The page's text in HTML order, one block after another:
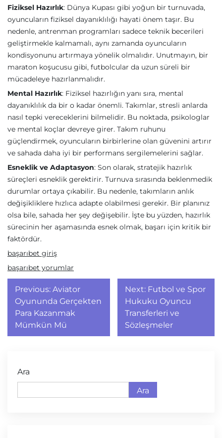
Fiziksel Hazırlık: Dünya Kupası gibi yoğun bir turnuvada,
oyuncuların fiziksel dayanıklılığı hayati önem taşır. Bu
nedenle, antrenman programları sadece teknik becerileri
geliştirmekle kalmamalı, aynı zamanda oyuncuların
kondisyonunu artırmaya yönelik olmalıdır. Unutmayın, bir
maraton koşucusu gibi, futbolcular da uzun süreli bir
mücadeleye hazırlanmalıdır.
Mental Hazırlık: Fiziksel hazırlığın yanı sıra, mental
dayanıklılık da bir o kadar önemli. Takımlar, stresli anlarda
nasıl tepki vereceklerini bilmelidir. Bu noktada, psikologlar
ve mental koçlar devreye girer. Takım ruhunu
güçlendirmek, oyuncuların birbirlerine olan güvenini artırır
ve sahada daha iyi bir performans sergilemelerini sağlar.
Esneklik ve Adaptasyon: Son olarak, stratejik hazırlık
süreçleri esneklik gerektirir. Turnuva sırasında beklenmedik
durumlar ortaya çıkabilir. Bu nedenle, takımların anlık
değişikliklere hızlıca adapte olabilmesi gerekir. Bir planınız
olsa bile, sahada her şey değişebilir. İşte bu yüzden, hazırlık
sürecinin her aşamasında esnek olmak, başarı için kritik bir
faktördür.
başarıbet giriş
başarıbet yorumlar
Yazı
gezinmesi
Previous: Aviator
Oyununda Gerçekten
Para Kazanmak
Mümkün Mü
Next: Futbol ve Spor
Hukuku Oyuncu
Transferleri ve
Sözleşmeler
Ara
Ara